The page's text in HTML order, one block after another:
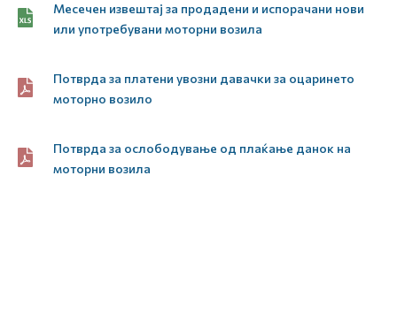
Месечен извештај за продадени и испорачани нови
или употребувани моторни возила
Потврда за платени увозни давачки за оцаринето
моторно возило
Потврда за ослободување од плаќање данок на
моторни возила